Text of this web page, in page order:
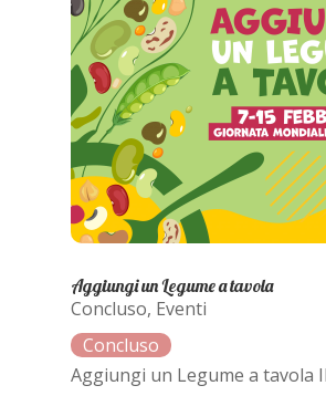
Aggiungi un Legume a tavola
Concluso, Eventi
Aggiungi un Legume a tavola